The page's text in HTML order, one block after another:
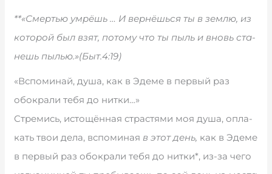
**«Смер­тью ум­рёшь … И вер­нёшь­ся ты в зе­м­лю, из
ко­то­рой был взят, по­то­му что ты пыль и вновь ста­
нешь пы­лью.»(Быт.4:19)
«Вспоминай, душа, как в Эдеме в первый раз
обокрали тебя до нитки…»
Стре­мись, ис­то­щён­ная стра­стя­ми моя ду­ша, оп­ла­
кать твои де­ла, вспо­ми­ная в этот день, как в Эде­ме
в пер­вый раз обо­кра­ли те­бя до нит­ки*, из-за че­го